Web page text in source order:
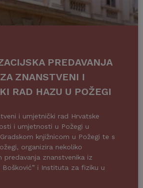
PREDAVANJA
ZNANSTVENI I
RAD HAZU U POŽEGI
i umjetnički rad Hrvatske
i umjetnosti u Požegi u
knjižnicom u Požegi te s
organizira nekoliko
predavanja znanstvenika iz
Bošković” i Instituta za fiziku u